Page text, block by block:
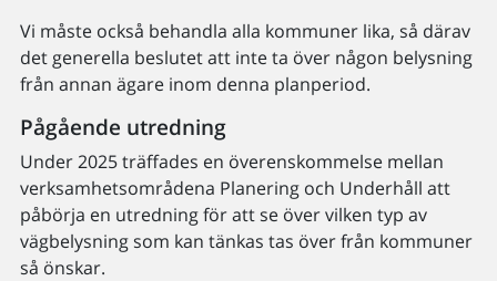
Vi måste också behandla alla kommuner lika, så därav
det generella beslutet att inte ta över någon belysning
från annan ägare inom denna planperiod.
Pågående utredning
Under 2025 träffades en överenskommelse mellan
verksamhetsområdena Planering och Underhåll att
påbörja en utredning för att se över vilken typ av
vägbelysning som kan tänkas tas över från kommuner
så önskar.